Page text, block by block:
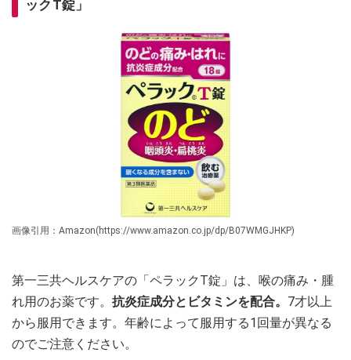
ックT錠」
画像引用：Amazon(https://www.amazon.co.jp/dp/B07WMGJHKP)
第一三共ヘルスケアの「ペラックT錠」は、喉の痛み・腫
れ用のお薬です。 抗炎症成分とビタミンを配合。 7才以上
から服用できます。年齢によって服用する1回量が異なる
のでご注意ください。